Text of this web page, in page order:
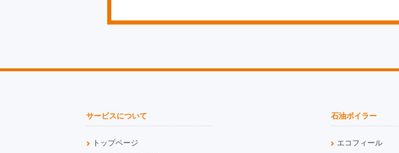
サービスについて
トップページ
石油ボイラー
エコフィール